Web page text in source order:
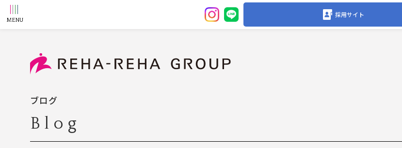
採用サイト
ブログ
Blog